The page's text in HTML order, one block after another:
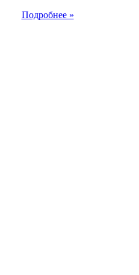
Подробнее »